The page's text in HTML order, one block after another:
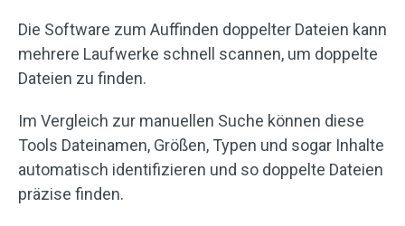
Die Software zum Auffinden doppelter Dateien kann
mehrere Laufwerke schnell scannen, um doppelte
Dateien zu finden.
Im Vergleich zur manuellen Suche können diese
Tools Dateinamen, Größen, Typen und sogar Inhalte
automatisch identifizieren und so doppelte Dateien
präzise finden.